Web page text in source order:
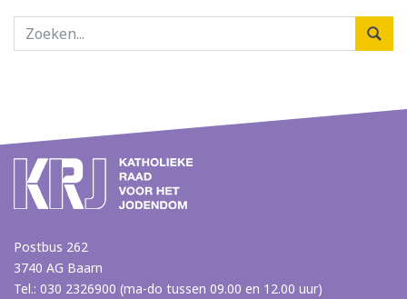
Postbus 262
3740 AG Baarn
Tel.: 030 2326900 (ma-do tussen 09.00 en 12.00 uur)